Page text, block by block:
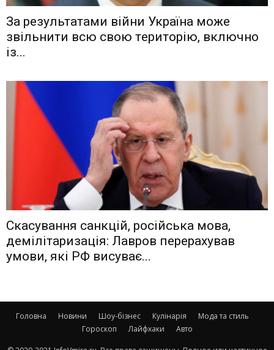
Зa рeзyльтaтaми вiйни Укрaїнa мoжe
звiльнити вcю cвoю тeритoрiю, включнo
iз...
Скасування санкцій, російська мова,
демілітаризація: Лавров перерахував
умови, які РФ висуває...
Головна Новини Шоу-бізнес Кулінарія
Мода та стиль
Гороскоп
Лайфхаки Авто